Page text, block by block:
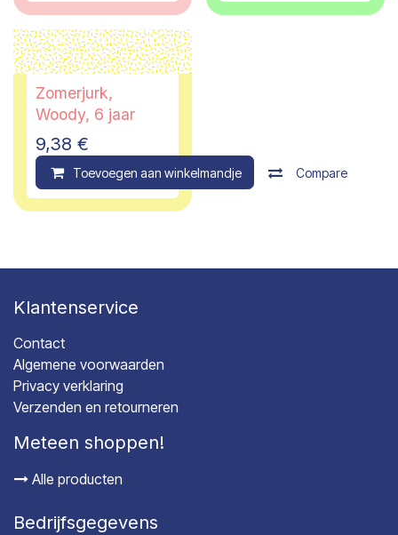
Zomerjurk,
Woody, 6 jaar
9,38 €
Toevoegen aan winkelmandje Compare
Klantenservice
Contact
Algemene voorwaarden
Privacy verklaring
Verzenden en retourneren
Meteen shoppen!
Alle producten
Bedrijfsgegevens